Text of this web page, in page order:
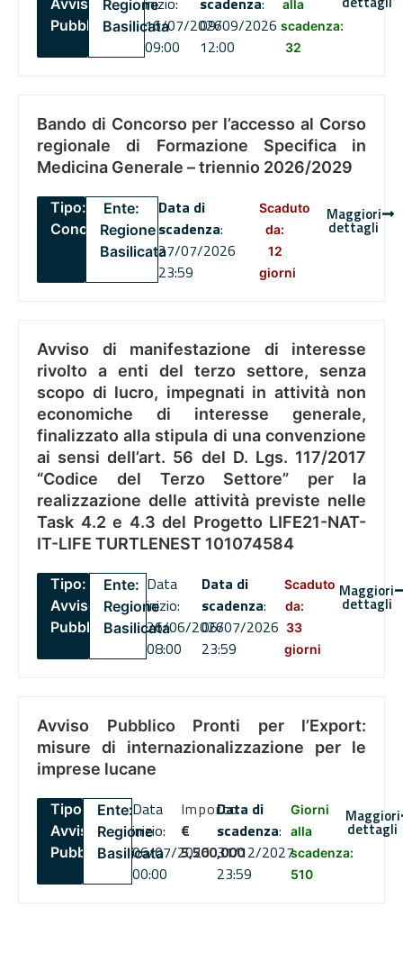
Avviso
Pubblico
Regione
Basilicata16/07/2026
09:00
09/09/2026
12:00
alla
scadenza:
32
Bando di Concorso per l’accesso al Corso
regionale di Formazione Specifica in
Medicina Generale – triennio 2026/2029
Tipo:
Concorsi
Ente:
Regione
Basilicata
Data di
scadenza:
27/07/2026
23:59
Scaduto
da:
12
giorni
Maggiori
dettagli
Avviso di manifestazione di interesse
rivolto a enti del terzo settore, senza
scopo di lucro, impegnati in attività non
economiche di interesse generale,
finalizzato alla stipula di una convenzione
ai sensi dell’art. 56 del D. Lgs. 117/2017
“Codice del Terzo Settore” per la
realizzazione delle attività previste nelle
Task 4.2 e 4.3 del Progetto LIFE21-NAT-
IT-LIFE TURTLENEST 101074584
Tipo:
Avviso
Pubblico
Ente:
Regione
Basilicata
Data
inizio:
26/06/2026
08:00
Data di
scadenza:
06/07/2026
23:59
Scaduto
da:
33
giorni
Maggiori
dettagli
Avviso Pubblico Pronti per l’Export:
misure di internazionalizzazione per le
imprese lucane
Tipo:
Avviso
Pubblico
Ente:
Regione
Basilicata
Data
inizio:
06/07/2026
00:00
Importo
€
5,500,000
Data di
scadenza:
31/12/2027
23:59
Giorni
alla
scadenza:
510
Maggiori
dettagli